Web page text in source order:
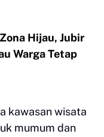
Hijau, Jubir
Warga Tetap
kawasan wisata
mumum dan